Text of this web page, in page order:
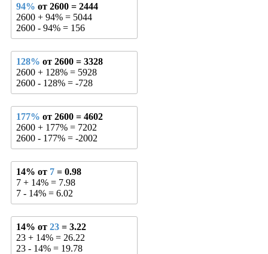
94% от 2600 = 2444
2600 + 94% = 5044
2600 - 94% = 156
128% от 2600 = 3328
2600 + 128% = 5928
2600 - 128% = -728
177% от 2600 = 4602
2600 + 177% = 7202
2600 - 177% = -2002
14% от 7 = 0.98
7 + 14% = 7.98
7 - 14% = 6.02
14% от 23 = 3.22
23 + 14% = 26.22
23 - 14% = 19.78